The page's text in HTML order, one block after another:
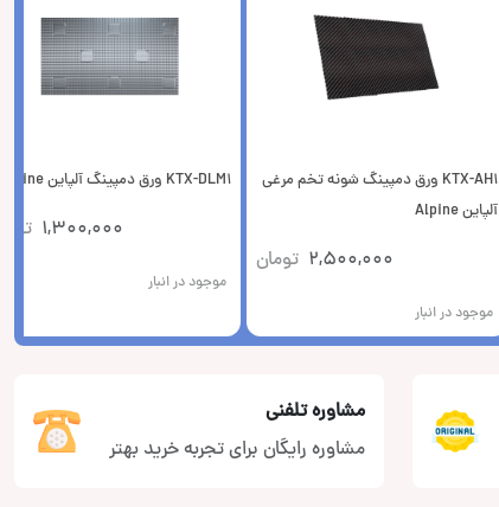
KTX-AH1 ورق دمپینگ شونه تخم مرغی
آلپاین Alpine
2,500,000 تومان
موجود در انبار
KTX-DLM1 ورق دمپینگ آلپاین Alpine
1,300,000
موجود در انبار
مشاوره تلفنی
مشاوره رایگان برای تجربه خرید بهتر